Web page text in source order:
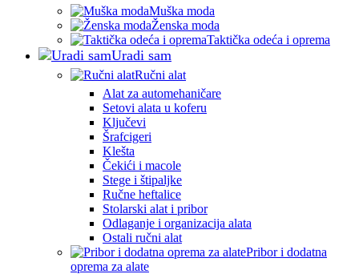
Muška moda
Ženska moda
Taktička odeća i oprema
Uradi sam
Ručni alat
Alat za automehaničare
Setovi alata u koferu
Ključevi
Šrafcigeri
Klešta
Čekići i macole
Stege i štipaljke
Ručne heftalice
Stolarski alat i pribor
Odlaganje i organizacija alata
Ostali ručni alat
Pribor i dodatna
oprema za alate